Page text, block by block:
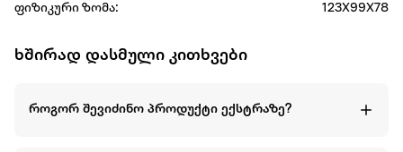
ფიზიკური ზომა:
123X99X78
ხშირად დასმული კითხვები
როგორ შევიძინო პროდუქტი ექსტრაზე?